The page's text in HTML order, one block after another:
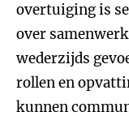
overtuiging is
over
wederzijds
rollen en
kunnen